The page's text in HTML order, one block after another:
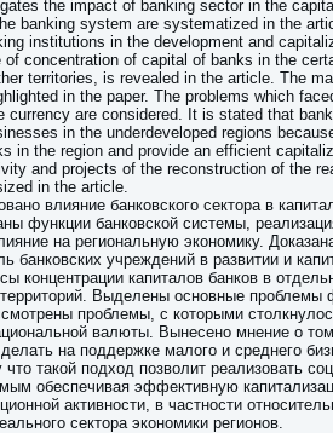
the impact of banking sector in the
banking system are systematized in the
institutions in the development and
of concentration of capital of banks in the
territories, is revealed in the article. The
in the paper. The problems which
currency are considered. It is stated that
in the underdeveloped regions
in the region and provide an efficient
and projects of the reconstruction of the
in the article.
влияние банковского сектора в
функции банковской системы,
на региональную экономику.
банковских учреждений в развитии и
концентрации капиталов банков в
территорий. Выделены основные проблемы
проблемы, с которыми
валюты. Вынесено мнение о
на поддержке малого и среднего
что такой подход позволит реализовать
обеспечивая эффективную
активности, в частности
сектора экономики регионов.